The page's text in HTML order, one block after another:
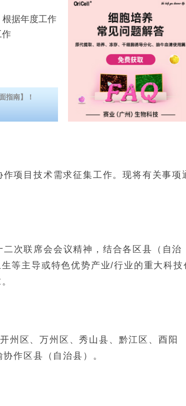
据年度工作
作
指南】！
项目技术需求征集工作。现将有关事项
次联席会会议精神，结合各区县（自治
等主导或特色优势产业/行业的重大科技
州区、万州区、秀山县、黔江区、酉阳
作区县（自治县）。